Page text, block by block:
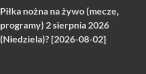
Piłka nożna na żywo (mecze,
programy) 2 sierpnia 2026
(Niedziela)? [2026-08-02]